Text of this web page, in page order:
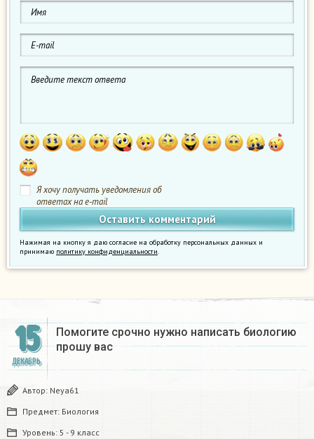
Я хочу получать уведомления об
ответах на e-mail
Нажимая на кнопку я даю согласие на обработку персональных данных и
принимаю политику конфиденциальности.
15
ДЕКАБРЬ
Помогите срочно нужно написать биологию
прошу вас
Автор: Neya61
Предмет: Биология
Уровень: 5 - 9 класс